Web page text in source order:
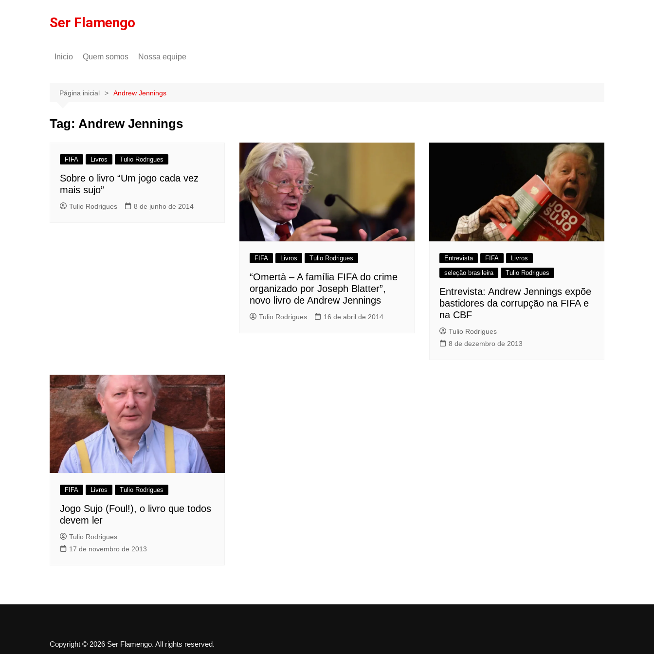
Ser Flamengo
Inicio Quem somos
Política de privacidade
Nossa equipe
Gilson Lima
Página inicial Andrew Jennings
Tag: Andrew Jennings
FIFA Livros Tulio Rodrigues
Sobre o livro “Um jogo cada vez
mais sujo”
Tulio Rodrigues 8 de junho de 2014
FIFA Livros Tulio Rodrigues
“Omertà – A família FIFA do crime
organizado por Joseph Blatter”,
novo livro de Andrew Jennings
Tulio Rodrigues 16 de abril de 2014
Entrevista FIFA
Livros
seleção brasileira
Tulio Rodrigues
Entrevista: Andrew Jennings expõe
bastidores da corrupção na FIFA e
na CBF
Tulio Rodrigues
8 de dezembro de 2013
FIFA Livros Tulio Rodrigues
Jogo Sujo (Foul!), o livro que todos
devem ler
Tulio Rodrigues
17 de novembro de 2013
Copyright © 2026 Ser Flamengo. All rights reserved.